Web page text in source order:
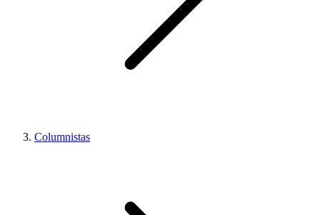
Columnistas